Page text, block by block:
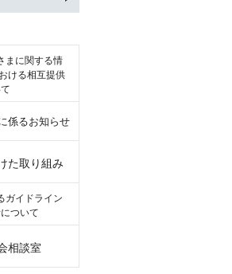
まに関する情
ける相互提供
係るお知らせ
た取り組み
ガイドライン
ついて
相談室